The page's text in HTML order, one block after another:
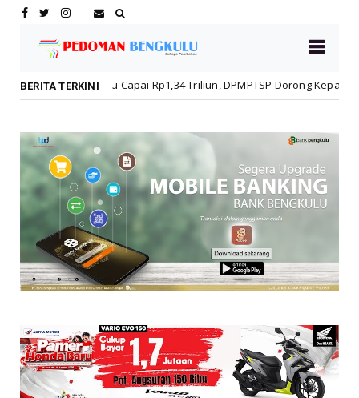
BERITA TERKINI
Capai Rp1,34 Triliun, DPMPTSP Dorong Kepatuhan Pelaku Usaha